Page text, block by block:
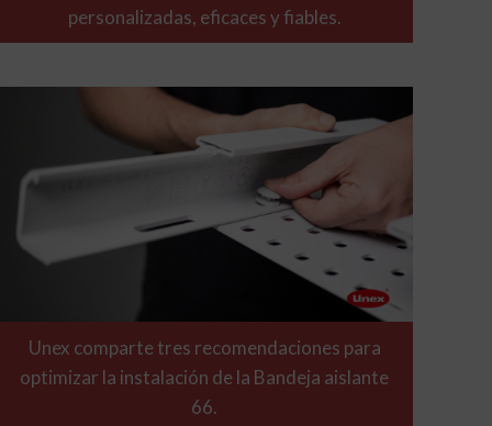
personalizadas, eficaces y fiables.
Unex comparte tres recomendaciones para
optimizar la instalación de la Bandeja aislante
66.